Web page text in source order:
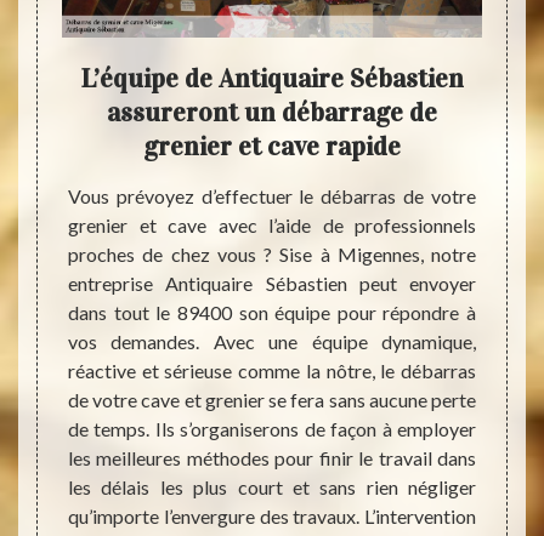
les
ces
fur
en
L’équipe de Antiquaire Sébastien
assureront un débarrage de
grenier et cave rapide
Vous prévoyez d’effectuer le débarras de votre
grenier et cave avec l’aide de professionnels
proches de chez vous ? Sise à Migennes, notre
entreprise Antiquaire Sébastien peut envoyer
dans tout le 89400 son équipe pour répondre à
vos demandes. Avec une équipe dynamique,
réactive et sérieuse comme la nôtre, le débarras
de votre cave et grenier se fera sans aucune perte
de temps. Ils s’organiserons de façon à employer
les meilleures méthodes pour finir le travail dans
les délais les plus court et sans rien négliger
qu’importe l’envergure des travaux. L’intervention
tant
du
très